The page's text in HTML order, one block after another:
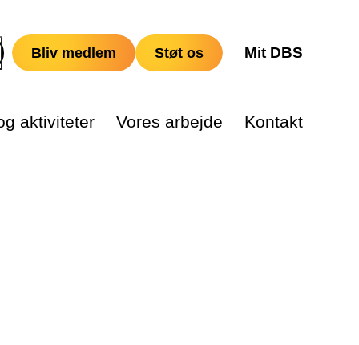
Bliv medlem Støt os Mit DBS
aktiviteter Vores arbejde Kontakt